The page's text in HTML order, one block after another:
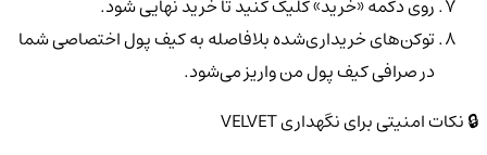
روی دکمه «خرید» کلیک کنید تا خرید نهایی شود.
توکن‌های خریداری‌شده بلافاصله به کیف پول اختصاصی شما
در صرافی کیف پول من واریز می‌شود.
🔒 نکات امنیتی برای نگهداری VELVET